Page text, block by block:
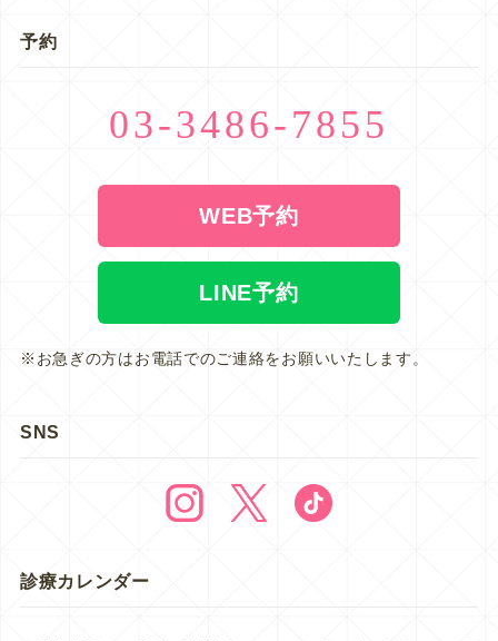
予約
03-3486-7855
WEB予約
LINE予約
※お急ぎの方はお電話でのご連絡をお願いいたします。
SNS
診療カレンダー